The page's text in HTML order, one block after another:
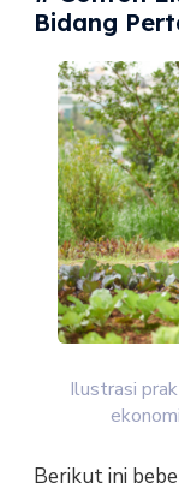
Bidang
Ilustrasi
Berikut ini